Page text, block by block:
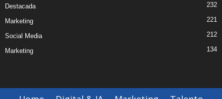
Destacada 232
Marketing 221
Social Media 212
Marketing 134